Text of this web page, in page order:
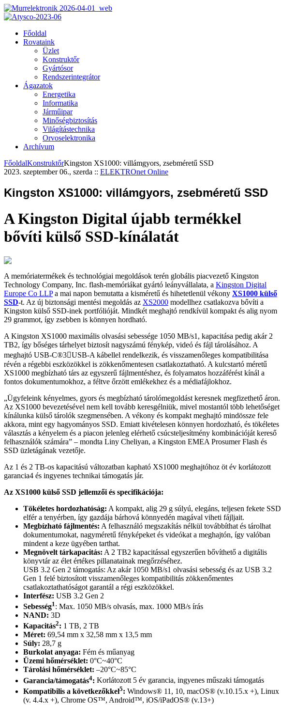
Főoldal
Rovataink
Üzlet
Konstruktőr
Gyártósor
Rendszerintegrátor
Ágazatok
Energetika
Informatika
Járműipar
Minőségbiztosítás
Világítástechnika
Orvoselektronika
Archívum
FőoldalKonstruktőrKingston XS1000: villámgyors, zsebméretű SSD
2023. szeptember 06., szerda :: ELEKTROnet Online
Kingston XS1000: villámgyors, zsebméretű SSD
A Kingston Digital újabb termékkel
bővíti külső SSD-kínálatát
A memóriatermékek és technológiai megoldások terén globális piacvezető Kingston
Technology Company, Inc. flash-memóriákat gyártó leányvállalata, a Kingston Digital
Europe Co LLPa mai napon bemutatta a kisméretű és hihetetlenül vékony XS1000 külső
SSD-t. Az új biztonsági mentési megoldás az XS2000 modellhez csatlakozva bővíti a
Kingston külső SSD-inek portfólióját. Mindkét meghajtó rendkívül kompakt és alig nyom
29 grammot, így zsebben is könnyen hordható.
A Kingston XS1000 maximális olvasási sebessége 1050 MB/s1, kapacitása pedig akár 2
TB2, így bőséges tárhelyet biztosít nagyszámú fénykép, videó és fájl tárolásához. A
meghajtó USB-C®3USB-A kábellel rendelkezik, és visszamenőleges kompatibilitása
révén a régebbi eszközökkel is zökkenőmentesen csatlakoztatható. A kulcstartó méretű
XS1000 megbízható társ az egyszerű fájlmentéshez, és folyamatos hozzáférést kínál a
fontos dokumentumokhoz, a féltve őrzött emlékekhez és a médiafájlokhoz.
„Ügyfeleink kényelmes, gyors és megbízható tárolómegoldást keresnek megfizethető áron.
Az XS1000 bevezetésével nem kell tovább keresgélniük, mivel mostantól több lehetőséget
kínálunka külső tárolók szegmensében. A vékony és kompakt meghajtó mindössze fele
akkora, mint egy hagyományos SSD. Emiatt kivételesen könnyen hordozható, és tökéletes
választás a kényelem és a piacon jelenleg elérhető csúcsteljesítmény kombinációját kereső
felhasználók számára” – mondta Liny Cheliyan, a Kingston EMEA Prosumer Flash és
SSD üzletágának vezetője.
Az 1 és 2 TB-os kapacitású változatban kapható XS1000 meghajtóhoz öt év korlátozott
garancia4 és ingyenes technikai támogatás jár.
Az XS1000 külső SSD jellemzői és specifikációja:
Tökéletes hordozhatóság: A kompakt, alig 29 g súlyú, elegáns, teljesen fekete SSD
elfér a tenyérben, így gazdája bárhová könnyedén magával viheti fájljait.
Megbízható fájlmentés: A felhasználó megszakítás nélkül továbbíthat és tárolhat
dokumentumokat, nagyméretű fényképeket és videókat a meghajtón, így valóban
mindent a keze ügyében tarthat.
Megnövelt tárkapacitás: A 2 TB2 kapacitással egyszerűen bővíthető a digitális
könyvtár az élet értékes pillanatainak megőrzéséhez.
USB 3.2 Gen 2 támogatás: Az akár 1050 MB/s1 olvasási sebesség és az USB 3.2
Gen 1 felé biztosított visszamenőleges kompatibilitás zökkenőmentes
csatlakoztathatóságot garantál a régi eszközökkel.
Interfész: USB 3.2 Gen 2
Sebesség1 : Max. 1050 MB/s olvasás, max. 1000 MB/s írás
NAND: 3D
Kapacitás2: 1 TB, 2 TB
Méret: 69,54 mm x 32,58 mm x 13,5 mm
Súly: 28,7 g
Burkolat anyaga: Fém és műanyag
Üzemi hőmérséklet: 0°C~40°C
Tárolási hőmérséklet: –20°C~85°C
Garancia/támogatás4: Korlátozott 5 év garancia, ingyenes műszaki támogatás
Kompatibilis a következőkkel5: Windows® 11, 10, macOS® (v.10.15.x +), Linux
(v. 4.4.x +), Chrome OS™, Android™, iOS/iPadOS® (v.13+)